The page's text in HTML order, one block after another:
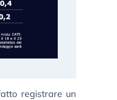
registrare un